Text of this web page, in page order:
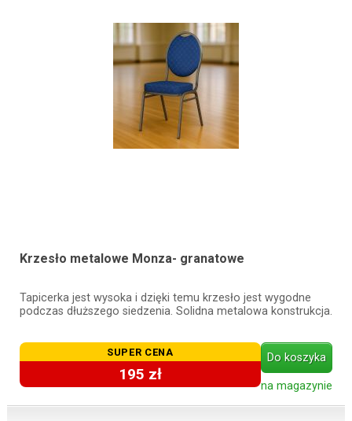
Krzesło metalowe Monza- granatowe
Tapicerka jest wysoka i dzięki temu krzesło jest wygodne
podczas dłuższego siedzenia. Solidna metalowa konstrukcja.
SUPER CENA
195 zł
Do koszyka
na magazynie